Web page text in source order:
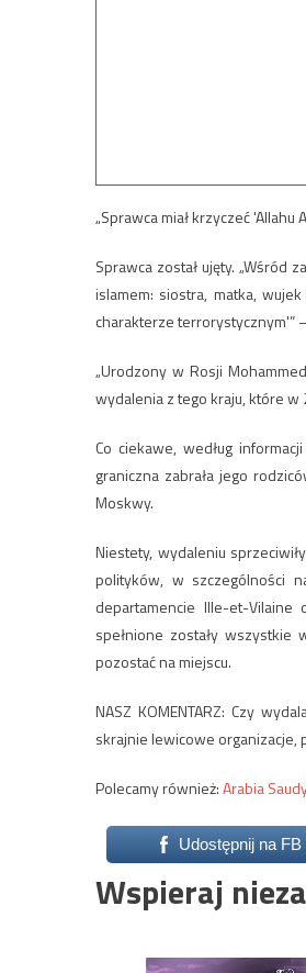
„Sprawca miał krzyczeć 'Allahu
Sprawca został ujęty. „Wśród
islamem: siostra, matka,
charakterze terrorystycznym'”
„Urodzony w Rosji
wydalenia z tego kraju, które w
Co ciekawe, według
graniczna zabrała jego
Moskwy.
Niestety, wydaleniu
polityków, w szczególności
departamencie Ille-et-
spełnione zostały wszystkie
pozostać na miejscu.
NASZ KOMENTARZ: Czy
skrajnie lewicowe organizacje,
Polecamy również:Arabia
Udostępnij na FB
Wspieraj